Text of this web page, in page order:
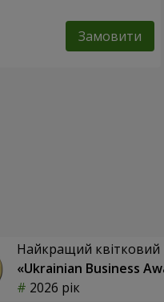
Замовити
Найкращий квітковий
«Ukrainian Business
2026 рік